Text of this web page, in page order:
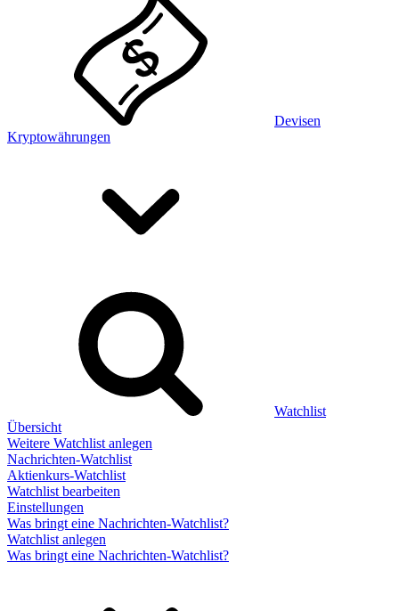
Devisen
Kryptowährungen
Watchlist
Übersicht
Weitere Watchlist anlegen
Nachrichten-Watchlist
Aktienkurs-Watchlist
Watchlist bearbeiten
Einstellungen
Was bringt eine Nachrichten-Watchlist?
Watchlist anlegen
Was bringt eine Nachrichten-Watchlist?